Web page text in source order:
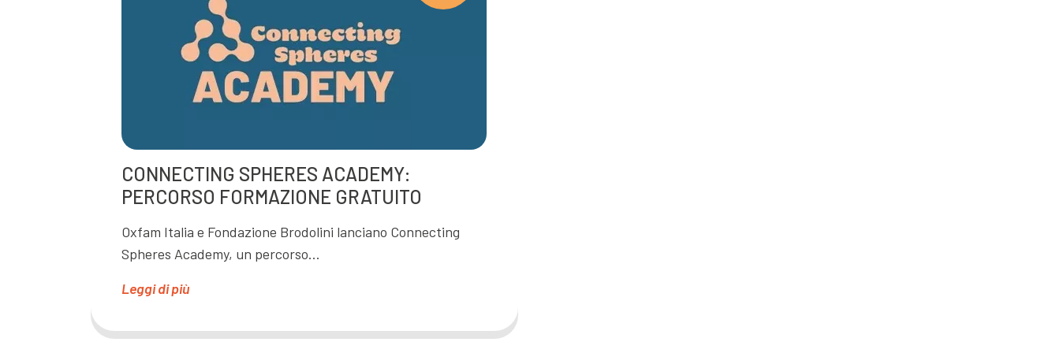
CONNECTING SPHERES ACADEMY:
PERCORSO FORMAZIONE GRATUITO
Oxfam Italia e Fondazione Brodolini lanciano Connecting
Spheres Academy, un percorso…
Leggi di più